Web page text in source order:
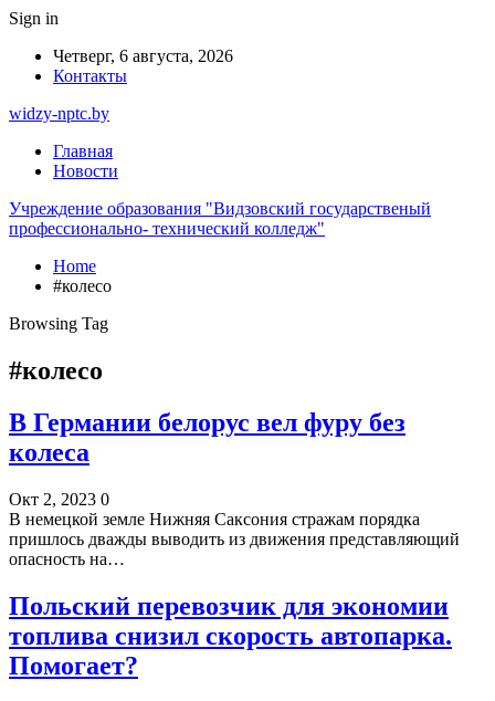
Sign in
Четверг, 6 августа, 2026
Контакты
widzy-nptc.by
Главная
Новости
Учреждение образования "Видзовский государственый
профессионально- технический колледж"
Home
#колесо
Browsing Tag
#колесо
В Германии белорус вел фуру без
колеса
Окт 2, 2023 0
В немецкой земле Нижняя Саксония стражам порядка
пришлось дважды выводить из движения представляющий
опасность на…
Польский перевозчик для экономии
топлива снизил скорость автопарка.
Помогает?